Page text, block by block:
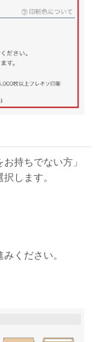
持ちでない方」
します。
ください。